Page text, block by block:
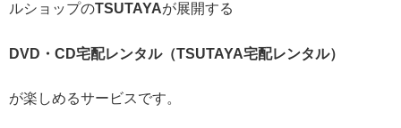
ルショップのTSUTAYAが展開する
DVD・CD宅配レンタル（TSUTAYA宅配レンタル）
が楽しめるサービスです。